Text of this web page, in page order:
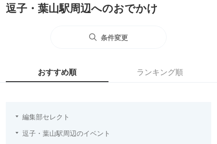
逗子・葉山駅周辺へのおでかけ
条件変更
おすすめ順 ランキング順
編集部セレクト
逗子・葉山駅周辺のイベント